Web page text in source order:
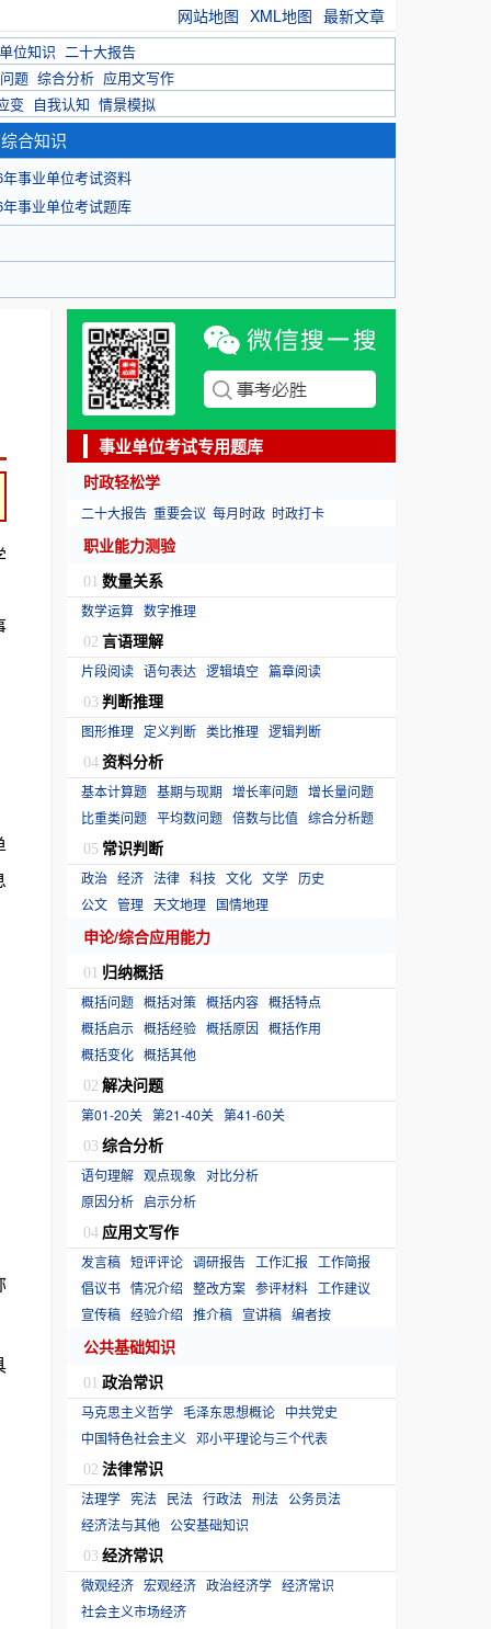
网站地图 XML地图 最新文章
位知识 二十大报告
题 综合分析 应用文写作
变 自我认知 情景模拟
合知识
年事业单位考试资料
年事业单位考试题库
事业单位考试专用题库
时政轻松学
二十大报告 重要会议 每月时政 时政打卡
职业能力测验
01 数量关系
数学运算 数字推理
02 言语理解
片段阅读 语句表达 逻辑填空 篇章阅读
03 判断推理
图形推理 定义判断 类比推理 逻辑判断
04 资料分析
基本计算题 基期与现期 增长率问题 增长量问题
比重类问题 平均数问题 倍数与比值 综合分析题
05 常识判断
政治 经济 法律 科技 文化 文学 历史
公文 管理 天文地理 国情地理
申论/综合应用能力
01 归纳概括
概括问题 概括对策 概括内容 概括特点
概括启示 概括经验 概括原因 概括作用
概括变化 概括其他
02 解决问题
第01-20关 第21-40关 第41-60关
03 综合分析
语句理解 观点现象 对比分析
原因分析 启示分析
04 应用文写作
发言稿 短评评论 调研报告 工作汇报
工作简报
倡议书 情况介绍 整改方案 参评材料 工作建议
宣传稿 经验介绍 推介稿 宣讲稿 编者按
公共基础知识
01 政治常识
马克思主义哲学 毛泽东思想概论 中共党史
中国特色社会主义 邓小平理论与三个代表
02 法律常识
法理学 宪法 民法 行政法 刑法 公务员法
经济法与其他 公安基础知识
03 经济常识
微观经济 宏观经济 政治经济学 经济常识
社会主义市场经济